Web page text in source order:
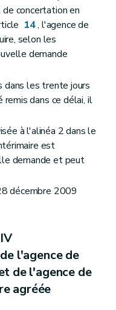
concertation en
14, l'agence de
selon les
demande
dans les trente jours
dans ce délai, il
à l'alinéa 2 dans le
est
demande et peut
décembre 2009
l'agence de
de l'agence de
agréée